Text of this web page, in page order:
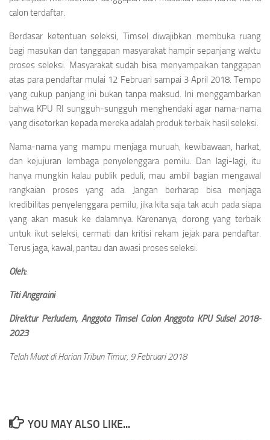
calon terdaftar.
Berdasar ketentuan seleksi, Timsel diwajibkan membuka ruang
bagi masukan dan tanggapan masyarakat hampir sepanjang waktu
proses seleksi. Masyarakat sudah bisa menyampaikan tanggapan
atas para pendaftar mulai 12 Februari sampai 3 April 2018. Tempo
yang cukup panjang ini bukan tanpa maksud. Ini menggambarkan
bahwa KPU RI sungguh-sungguh menghendaki agar nama-nama
yang disetorkan kepada mereka adalah produk terbaik hasil seleksi.
Nama-nama yang mampu menjaga muruah, kewibawaan, harkat,
dan kejujuran lembaga penyelenggara pemilu. Dan lagi-lagi, itu
hanya mungkin kalau publik peduli, mau ambil bagian mengawal
rangkaian proses yang ada. Jangan berharap bisa menjaga
kredibilitas penyelenggara pemilu, jika kita saja tak acuh pada siapa
yang akan masuk ke dalamnya. Karenanya, dorong yang terbaik
untuk ikut seleksi, cermati dan kritisi rekam jejak para pendaftar.
Terus jaga, kawal, pantau dan awasi proses seleksi.
Oleh:
Titi Anggraini
Direktur Perludem, Anggota Timsel Calon Anggota KPU Sulsel 2018-
2023
Telah Muat di Harian Tribun Timur, 9 Februari 2018
YOU MAY ALSO LIKE...